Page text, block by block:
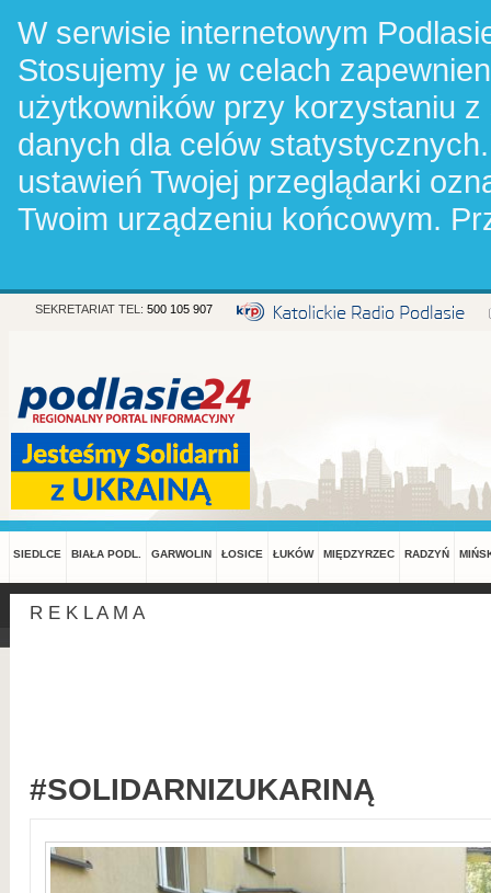
W serwisie internetowym
Stosujemy je w celach
użytkowników przy korzystaniu
danych dla celów
ustawień Twojej przeglądarki
Twoim urządzeniu końcowym.
SEKRETARIAT TEL: 500 105 907
SIEDLCE BIAŁA PODL. GARWOLIN ŁOSICE ŁUKÓW MIĘDZYRZEC RADZYŃ
R E K L A M A
#SOLIDARNIZUKARINĄ